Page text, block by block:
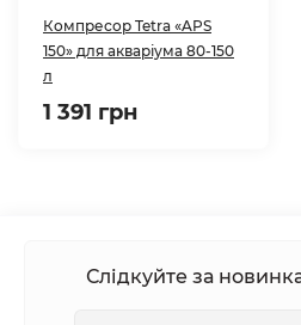
Компресор Tetra «APS
150» для акваріума 80-150
л
1 391 грн
Слідкуйте за